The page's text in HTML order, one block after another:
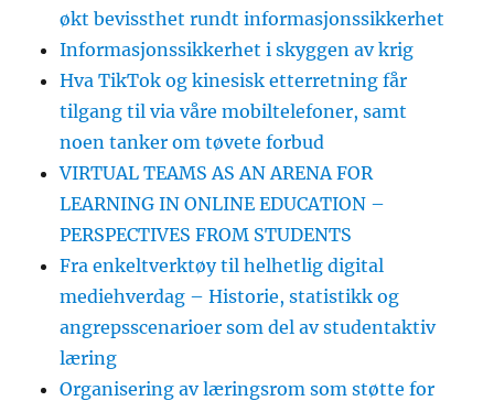
økt bevissthet rundt informasjonssikkerhet
Informasjonssikkerhet i skyggen av krig
Hva TikTok og kinesisk etterretning får
tilgang til via våre mobiltelefoner, samt
noen tanker om tøvete forbud
VIRTUAL TEAMS AS AN ARENA FOR
LEARNING IN ONLINE EDUCATION –
PERSPECTIVES FROM STUDENTS
Fra enkeltverktøy til helhetlig digital
mediehverdag – Historie, statistikk og
angrepsscenarioer som del av studentaktiv
læring
Organisering av læringsrom som støtte for